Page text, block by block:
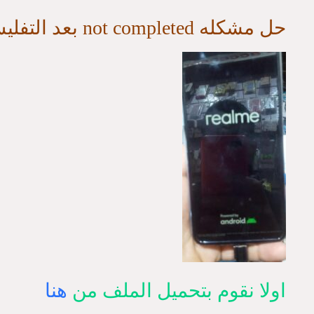
حل مشكله not completed بعد التفليش الخاطئ وبدون تفليش
اولا نقوم بتحميل الملف من هنا